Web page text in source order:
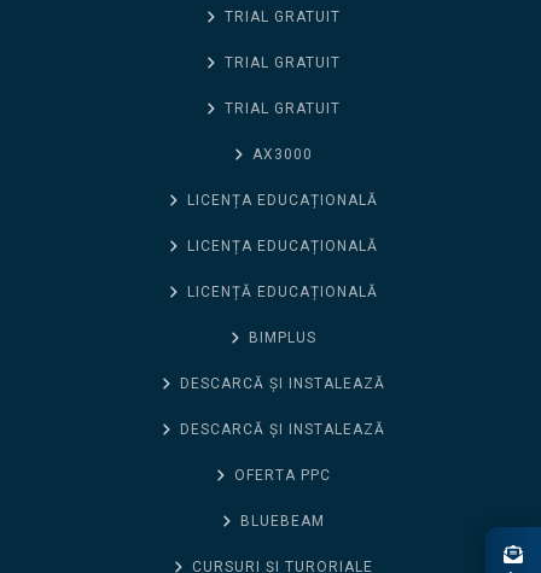
TRIAL GRATUIT
TRIAL GRATUIT
TRIAL GRATUIT
AX3000
LICENȚA EDUCAȚIONALĂ
LICENȚA EDUCAȚIONALĂ
LICENȚĂ EDUCAȚIONALĂ
BIMPLUS
DESCARCĂ ȘI INSTALEAZĂ
DESCARCĂ ȘI INSTALEAZĂ
OFERTA PPC
BLUEBEAM
CURSURI ȘI TURORIALE